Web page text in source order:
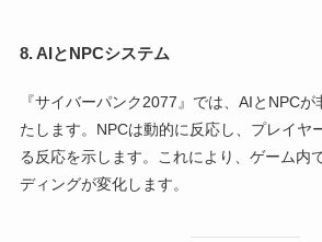
8.AIとNPCシステム
『サイバーパンク2077』では、AIとNPC
たします。NPCは動的に反応し、プレイヤ
る反応を示します。これにより、ゲーム内
ディングが変化します。